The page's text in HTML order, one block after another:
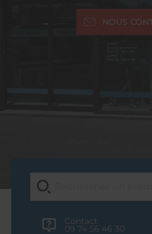
NOUS
Contact
09 74 56 46 30